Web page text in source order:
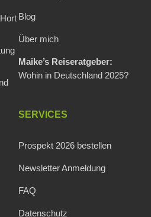
Blog
Über mich
Maike’s Reiseratgeber:
Wohin in Deutschland 2025?
SERVICES
Prospekt 2026 bestellen
Newsletter Anmeldung
FAQ
Datenschutz